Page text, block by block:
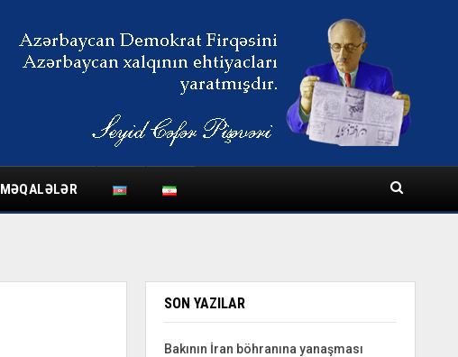
MƏQALƏLƏR
SON YAZILAR
Bakının İran böhranına yanaşması